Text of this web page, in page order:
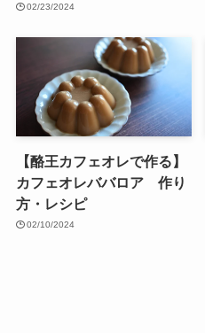
02/23/2024
【酪王カフェオレで作る】
カフェオレババロア 作り
方・レシピ
02/10/2024